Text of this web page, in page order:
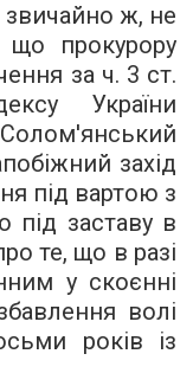
звичайно ж, не
що прокурору
за ч. 3 ст.
України
захід
під вартою з
заставу в
те, що в разі
у скоєнні
волі
років із